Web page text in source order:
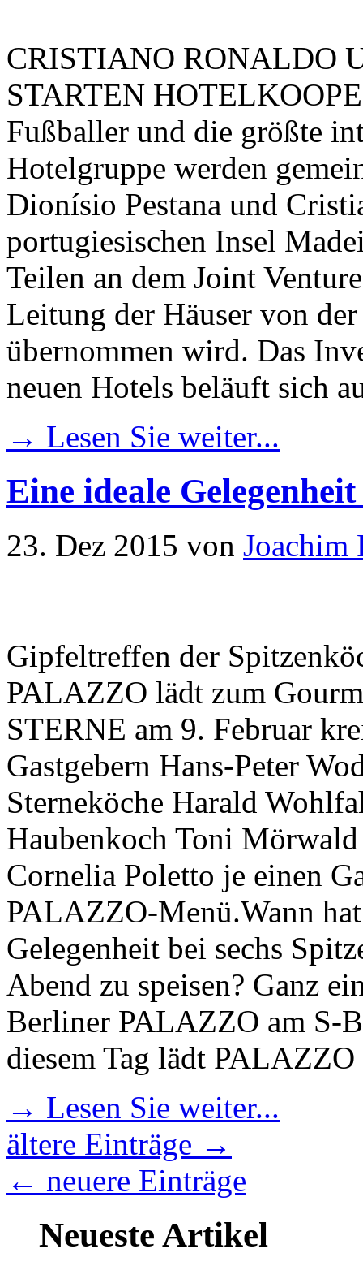
CRISTIANO RONALDO
STARTEN
Fußballer und die größte
Hotelgruppe werden
Dionísio Pestana und
portugiesischen Insel
Teilen an dem Joint
Leitung der Häuser von
übernommen wird. Das
neuen Hotels beläuft sich
→ Lesen Sie weiter...
Eine ideale
23. Dez 2015 von Joachim
Gipfeltreffen der
PALAZZO lädt zum
STERNE am 9. Februar
Gastgebern Hans-Peter
Sterneköche Harald
Haubenkoch Toni
Cornelia Poletto je einen
PALAZZO-Menü.Wann
Gelegenheit bei sechs
Abend zu speisen? Ganz
Berliner PALAZZO am S-
diesem Tag lädt
→ Lesen Sie weiter...
ältere Einträge →
← neuere Einträge
Neueste Artikel